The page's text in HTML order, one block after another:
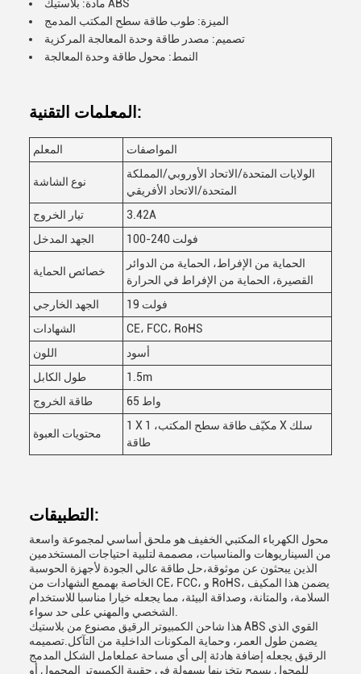
مادة: بلاستيك ABS
الميزة: طوب طاقة سطح المكتب المدمج
تصميم: مصدر طاقة وحدة المعالجة المركزية
النمط: محول طاقة وحدة المعالجة
المعلمات التقنية:
المعلم المواصفات
نوع الشاشة
الولايات المتحدة/الاتحاد الأوروبي/المملكة
المتحدة/الاتحاد الأفريقي
تيار الخروج
3.42A
الجهد المدخل
100-240 فولت
خصائص الحماية
الحماية من الإفراط، الحماية من الدوائر
القصيرة، الحماية من الإفراط في الحرارة
الجهد الخارجي
19 فولت
الشهادات
CE، FCC، RoHS
اللون
أسود
طول الكابل
1.5m
طاقة الخروج
65 واط
محتويات العبوة
1 X مكيّف طاقة سطح المكتب، 1 X سلك
طاقة
التطبيقات:
محول الكهرباء المكتبي الخفيف هو ملحق أساسي لمجموعة واسعة
من السيناريوهات والمناسبات، مصممة لتلبية احتياجات المستخدمين
الذين يبحثون عن موثوقة،حل طاقة عالي الجودة لأجهزة الحوسبة
الخاصة بهممع الشهادات من CE، FCC، و RoHS، يضمن هذا المكيف
السلامة، والمتانة، وصداقة البيئة، مما يجعله خيارا مناسبا للاستخدام
هذا شاحن الكمبيوتر الرقيق مصنوع من بلاستيك ABS القوي الذي
يضمن طول العمر، وحماية المكونات الداخلية من التآكل.تصميمه
الرقيق يجعله إضافة هادئة إلى أي مساحة عملعامل الشكل المدمج
للمحول يسمح بتخزينها بسهولة في حقيبة الكمبيوتر المحمول أو